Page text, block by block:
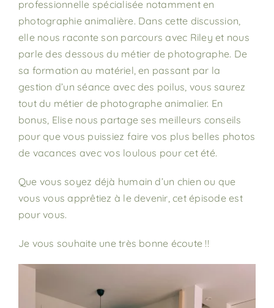
professionnelle spécialisée notamment en
photographie animalière. Dans cette discussion,
elle nous raconte son parcours avec Riley et nous
parle des dessous du métier de photographe. De
sa formation au matériel, en passant par la
gestion d’un séance avec des poilus, vous saurez
tout du métier de photographe animalier. En
bonus, Elise nous partage ses meilleurs conseils
pour que vous puissiez faire vos plus belles photos
de vacances avec vos loulous pour cet été.
Que vous soyez déjà humain d’un chien ou que
vous vous apprêtiez à le devenir, cet épisode est
pour vous.
Je vous souhaite une très bonne écoute !!